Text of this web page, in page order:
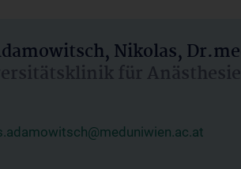
Nikolas,
für